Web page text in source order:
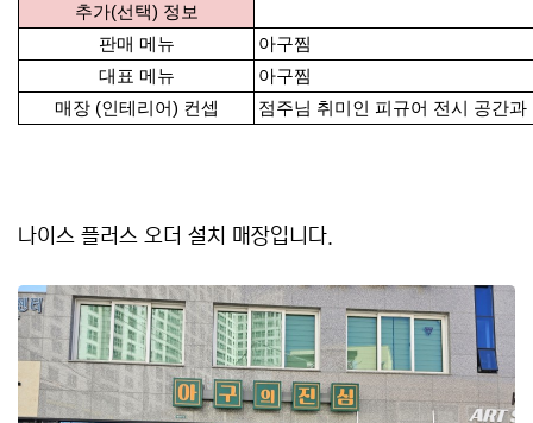
추가(선택) 정보
판매 메뉴
아구찜
대표 메뉴
아구찜
매장 (인테리어) 컨셉
점주님 취미인 피규어 전시 공간과
나이스 플러스 오더 설치 매장입니다.